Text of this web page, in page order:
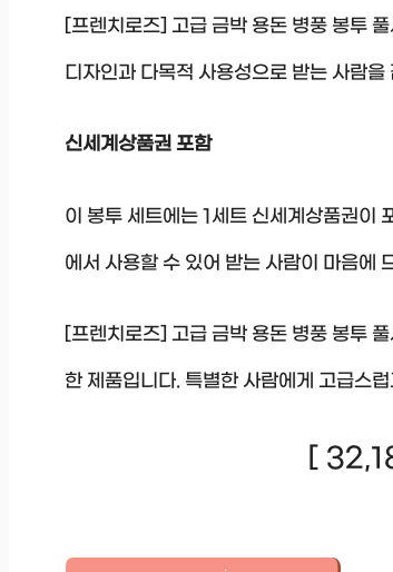
[프렌치로즈] 고급 금박 용돈 병풍 봉투
디자인과 다목적 사용성으로 받는 사람
신세계상품권 포함
이 봉투 세트에는 1세트 신세계상품권이
에서 사용할 수 있어 받는 사람이 마음에
[프렌치로즈] 고급 금박 용돈 병풍 봉투
한 제품입니다. 특별한 사람에게 고급스
[